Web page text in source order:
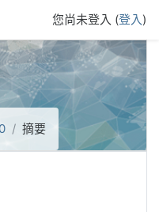
您尚未登入 (登入)
摘要